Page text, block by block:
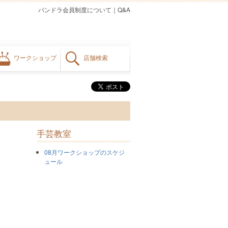
ワークショップ 店舗検索
Q&A
｜
パンドラ会員制度について
手芸教室
08月ワークショップのスケジ
ュール